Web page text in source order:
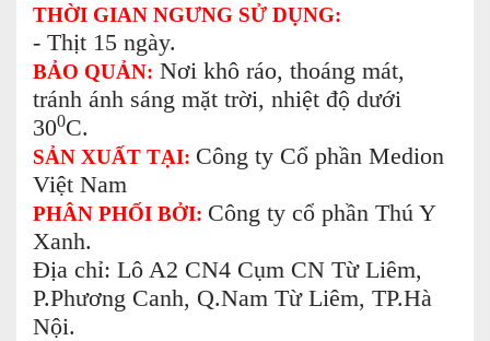
THỜI GIAN NGƯNG SỬ DỤNG:
- Thịt 15 ngày.
BẢO QUẢN: Nơi khô ráo, thoáng mát,
tránh ánh sáng mặt trời, nhiệt độ dưới
300C.
SẢN XUẤT TẠI: Công ty Cổ phần Medion
Việt Nam
PHÂN PHỐI BỞI: Công ty cổ phần Thú Y
Xanh.
Địa chỉ: Lô A2 CN4 Cụm CN Từ Liêm,
P.Phương Canh, Q.Nam Từ Liêm, TP.Hà
Nội.